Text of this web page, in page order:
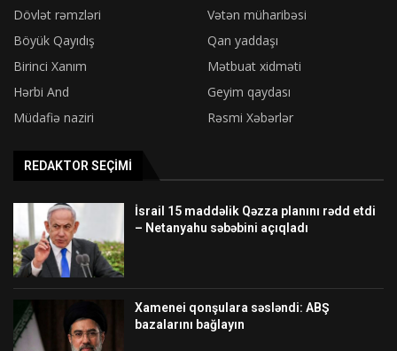
Dövlət rəmzləri
Vətən müharibəsi
Böyük Qayıdış
Qan yaddaşı
Birinci Xanım
Mətbuat xidməti
Hərbi And
Geyim qaydası
Müdafiə naziri
Rəsmi Xəbərlər
REDAKTOR SEÇIMI
İsrail 15 maddəlik Qəzza planını rədd etdi
– Netanyahu səbəbini açıqladı
Xamenei qonşulara səsləndi: ABŞ
bazalarını bağlayın